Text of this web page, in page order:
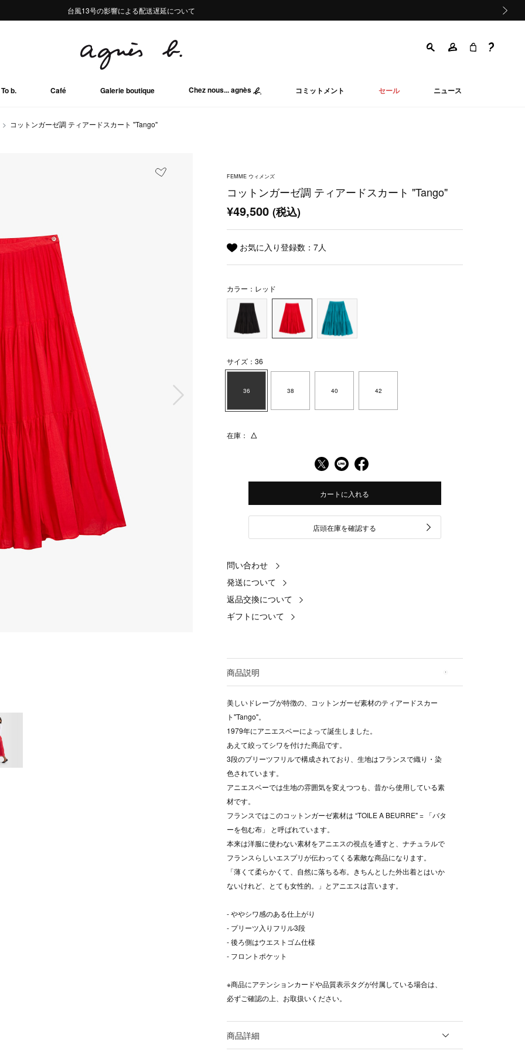
熊本地域地震の影響による配送遅延について
Summer Sale 2buy10%OFF!!
台風13号の影響による配送遅延について
熊本地域地震の影響による配送遅延について
Summer Sale 2buy10%OFF!!
To b. Café Galerie boutique Chez nous... agnès コミットメント セール ニュース
コットンガーゼ調 ティアードスカート "Tango"
FEMME ウィメンズ
コットンガーゼ調 ティアードスカート "Tango"
¥49,500(税込)
お気に入り登録数：7人
カラー：レッド
サイズ：36
36 38 40 42
在庫： △
カートに入れる
店頭在庫を確認する
問い合わせ
発送について
返品交換について
ギフトについて
商品説明
美しいドレープが特徴の、コットンガーゼ素材のティアードスカー
ト"Tango"。
1979年にアニエスベーによって誕生しました。
あえて絞ってシワを付けた商品です。
3段のプリーツフリルで構成されており、生地はフランスで織り・染
色されています。
アニエスベーでは生地の雰囲気を変えつつも、昔から使用している素
材です。
フランスではこのコットンガーゼ素材は “TOILE A BEURRE" = 「バタ
ーを包む布」 と呼ばれています。
本来は洋服に使わない素材をアニエスの視点を通すと、ナチュラルで
フランスらしいエスプリが伝わってくる素敵な商品になります。
「薄くて柔らかくて、自然に落ちる布。きちんとした外出着とはいか
ないけれど、とても女性的。」とアニエスは言います。
- ややシワ感のある仕上がり
- プリーツ入りフリル3段
- 後ろ側はウエストゴム仕様
- フロントポケット
※商品にアテンションカードや品質表示タグが付属している場合は、
必ずご確認の上、お取扱いください。
商品詳細